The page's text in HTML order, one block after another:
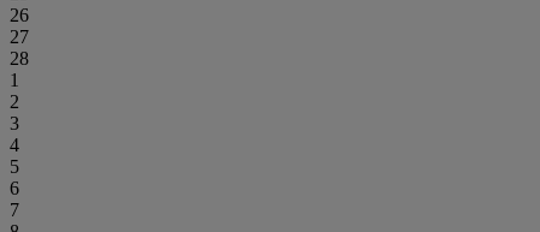
26
27
28
1
2
3
4
5
6
7